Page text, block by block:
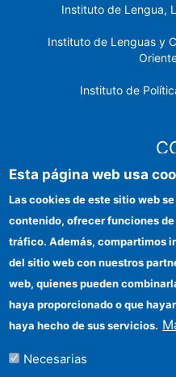
Instituto de Lengua,
Instituto de Lenguas y
Instituto de
Identidad
Esta página web usa
Las cookies de este sitio web
contenido, ofrecer funciones
tráfico. Además, compartimos
del sitio web con nuestros
web, quienes pueden
haya proporcionado o que
haya hecho de sus servicios.
Necesarias